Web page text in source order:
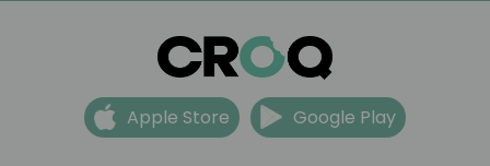
Apple Store Google Play